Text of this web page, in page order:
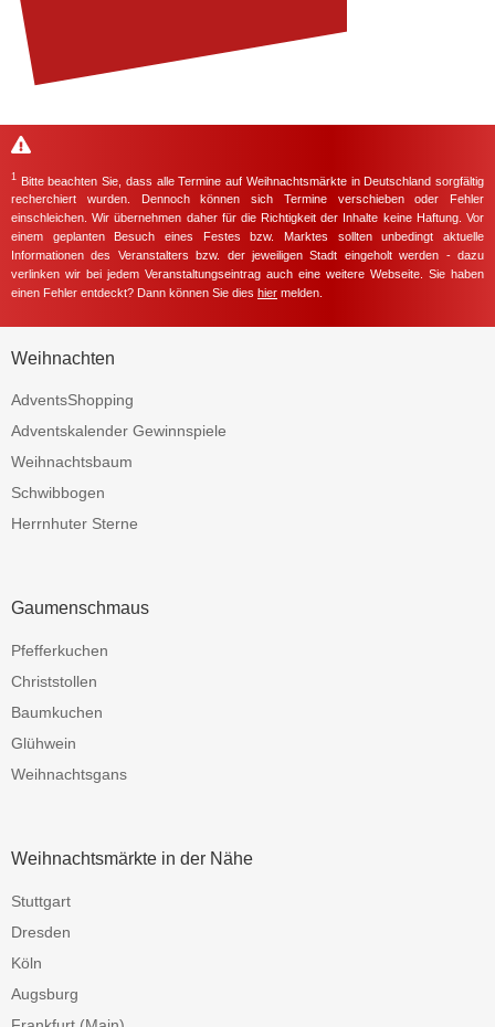
1
Bitte beachten Sie, dass alle Termine auf Weihnachtsmärkte in Deutschland sorgfältig
recherchiert wurden. Dennoch können sich Termine verschieben oder Fehler
einschleichen. Wir übernehmen daher für die Richtigkeit der Inhalte keine Haftung. Vor
einem geplanten Besuch eines Festes bzw. Marktes sollten unbedingt aktuelle
Informationen des Veranstalters bzw. der jeweiligen Stadt eingeholt werden - dazu
verlinken wir bei jedem Veranstaltungseintrag auch eine weitere Webseite. Sie haben
einen Fehler entdeckt? Dann können Sie dies hier melden.
Weihnachten
AdventsShopping
Adventskalender Gewinnspiele
Weihnachtsbaum
Schwibbogen
Herrnhuter Sterne
Gaumenschmaus
Pfefferkuchen
Christstollen
Baumkuchen
Glühwein
Weihnachtsgans
Weihnachtsmärkte in der Nähe
Stuttgart
Dresden
Köln
Augsburg